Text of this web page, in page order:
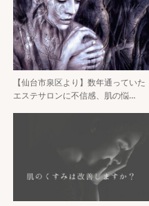
【仙台市泉区より】数年通っていた
エステサロンに不信感、肌の悩…